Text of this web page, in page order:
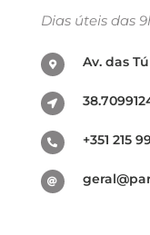
Dias úteis das
Av. das
+351 215